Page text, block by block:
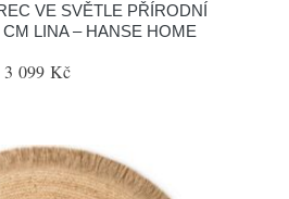
VE SVĚTLE PŘÍRODNÍ
LINA – HANSE HOME
3 099 Kč